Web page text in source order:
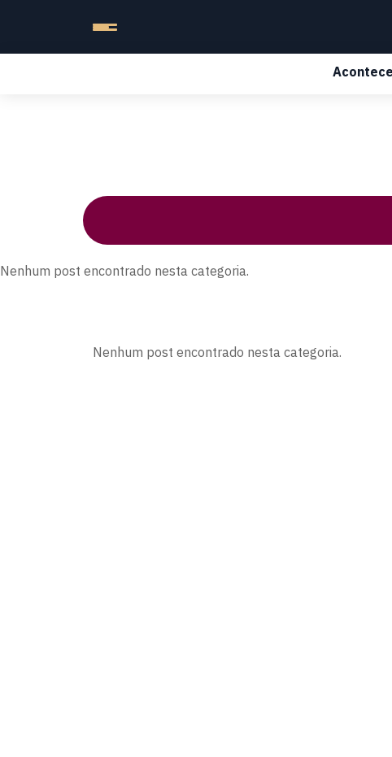
Nenhum post encontrado nesta categoria.
Nenhum post encontrado nesta categoria.